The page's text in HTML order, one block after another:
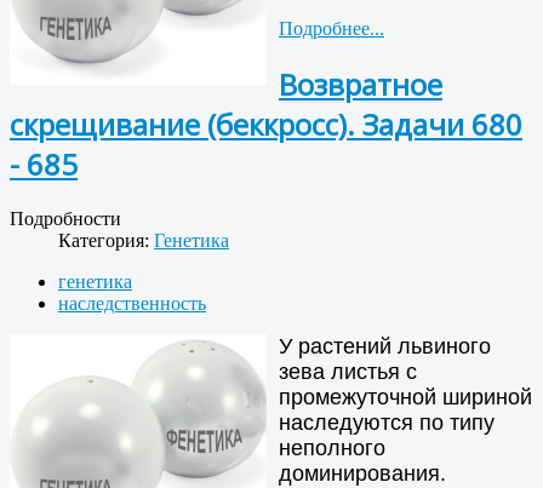
Подробнее...
Возвратное
скрещивание (беккросс). Задачи 680
- 685
Подробности
Категория: Генетика
генетика
наследственность
У растений львиного
зева листья с
промежуточной шириной
наследуются по типу
неполного
доминирования.